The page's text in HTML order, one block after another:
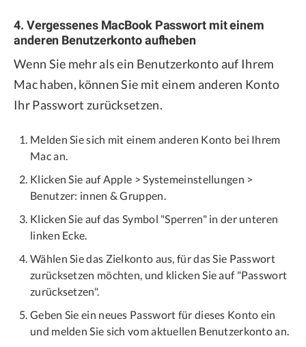
4. Vergessenes MacBook Passwort mit einem
anderen Benutzerkonto aufheben
Wenn Sie mehr als ein Benutzerkonto auf Ihrem
Mac haben, können Sie mit einem anderen Konto
Ihr Passwort zurücksetzen.
Melden Sie sich mit einem anderen Konto bei Ihrem
Mac an.
Klicken Sie auf Apple > Systemeinstellungen >
Benutzer: innen & Gruppen.
Klicken Sie auf das Symbol "Sperren" in der unteren
linken Ecke.
Wählen Sie das Zielkonto aus, für das Sie Passwort
zurücksetzen möchten, und klicken Sie auf "Passwort
zurücksetzen".
Geben Sie ein neues Passwort für dieses Konto ein
und melden Sie sich vom aktuellen Benutzerkonto an.